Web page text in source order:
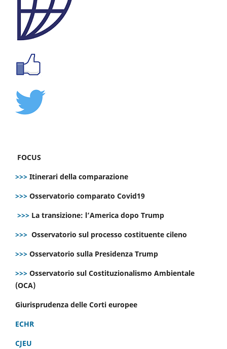
FOCUS
>>> Itinerari della comparazione
>>> Osservatorio comparato Covid19
>>> La transizione: l’America dopo Trump
>>> Osservatorio sul processo costituente cileno
>>> Osservatorio sulla Presidenza Trump
>>> Osservatorio sul Costituzionalismo Ambientale
(OCA)
Giurisprudenza delle Corti europee
ECHR
CJEU